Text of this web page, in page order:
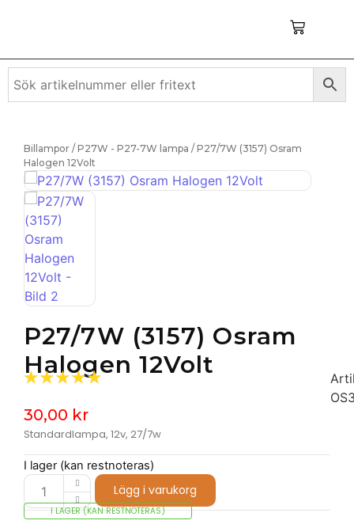
Billampor / P27W - P27-7W lampa / P27/7W (3157) Osram
Halogen 12Volt
P27/7W (3157) Osram
Halogen 12Volt
☆☆☆☆☆
30,00 kr
Standardlampa, 12v, 27/7w
I lager (kan restnoteras)
Lägg i varukorg
I LAGER (KAN RESTNOTERAS)